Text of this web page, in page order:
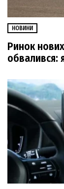
НОВИНИ
Ринок нових
обвалився: